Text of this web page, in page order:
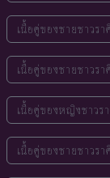
เนื้อคู่ของชายชาวร
เนื้อคู่ของชายชาวร
เนื้อคู่ของหญิงชาวร
เนื้อคู่ของชายชาวร